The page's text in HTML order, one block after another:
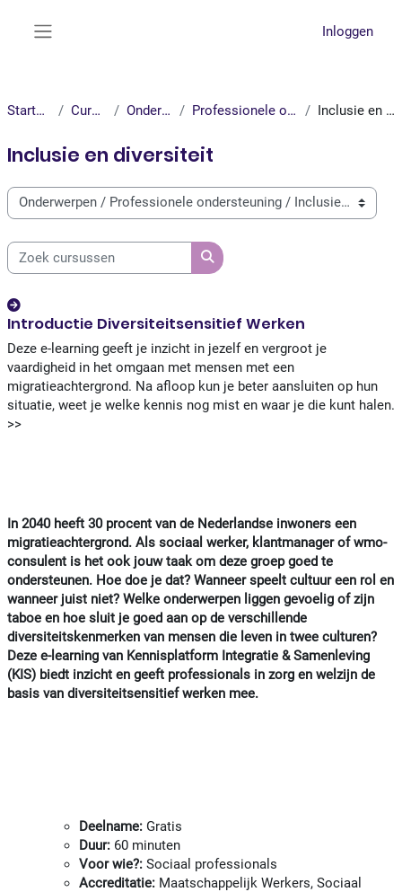
Inloggen
Startpagina Cursussen Onderwerpen Professionele ondersteuning Inclusie en diversiteit
Inclusie en diversiteit
Cursuscategorieën
Zoek cursussen
Zoek cursussen
Introductie Diversiteitsensitief Werken
Deze e-learning geeft je inzicht in jezelf en vergroot je
vaardigheid in het omgaan met mensen met een
migratieachtergrond. Na afloop kun je beter aansluiten op hun
situatie, weet je welke kennis nog mist en waar je die kunt halen.
>>
In 2040 heeft 30 procent van de Nederlandse inwoners een
migratieachtergrond. Als sociaal werker, klantmanager of wmo-
consulent is het ook jouw taak om deze groep goed te
ondersteunen. Hoe doe je dat? Wanneer speelt cultuur een rol en
wanneer juist niet? Welke onderwerpen liggen gevoelig of zijn
taboe en hoe sluit je goed aan op de verschillende
diversiteitskenmerken van mensen die leven in twee culturen?
Deze e-learning van Kennisplatform Integratie & Samenleving
(KIS) biedt inzicht en geeft professionals in zorg en welzijn de
basis van diversiteitsensitief werken mee.
Deelname: Gratis
Duur: 60 minuten
Voor wie?: Sociaal professionals
Accreditatie: Maatschappelijk Werkers, Sociaal